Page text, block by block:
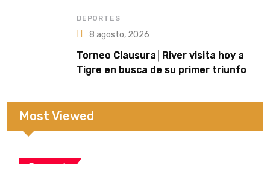
DEPORTES
8 agosto, 2026
Torneo Clausura│River visita hoy a
Tigre en busca de su primer triunfo
Most Viewed
Economía